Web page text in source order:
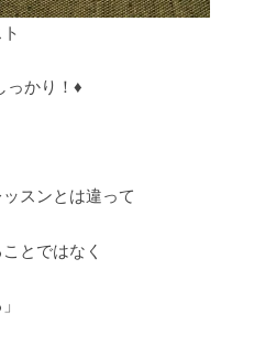
っかり！♦︎
スンとは違って
とではなく